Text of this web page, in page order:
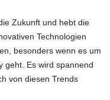
Zukunft und hebt die
Technologien
besonders wenn es um
geht. Es wird spannend
von diesen Trends